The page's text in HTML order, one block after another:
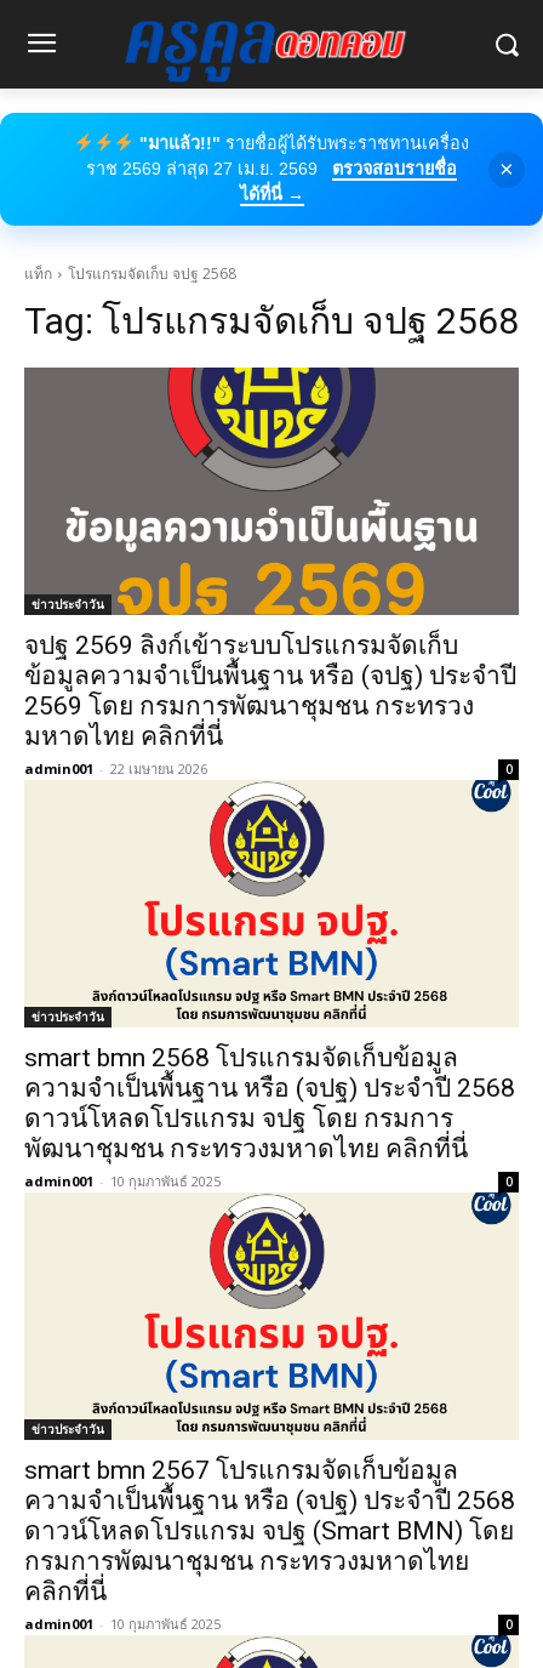
"มาแล้ว!!" รายชื่อผู้ได้รับพระราชทานเครื่อง
ราช 2569 ล่าสุด 27 เม.ย. 2569
ตรวจสอบรายชื่อ
ได้ที่นี่ →
×
แท็ก โปรแกรมจัดเก็บ จปฐ 2568
Tag: โปรแกรมจัดเก็บ จปฐ 2568
ข่าวประจำวัน
จปฐ 2569 ลิงก์เข้าระบบโปรแกรมจัดเก็บ
ข้อมูลความจำเป็นพื้นฐาน หรือ (จปฐ) ประจำปี
2569 โดย กรมการพัฒนาชุมชน กระทรวง
มหาดไทย คลิกที่นี่
admin001 - 22 เมษายน 2026 0
ข่าวประจำวัน
smart bmn 2568 โปรแกรมจัดเก็บข้อมูล
ความจำเป็นพื้นฐาน หรือ (จปฐ) ประจำปี 2568
ดาวน์โหลดโปรแกรม จปฐ โดย กรมการ
พัฒนาชุมชน กระทรวงมหาดไทย คลิกที่นี่
admin001 - 10 กุมภาพันธ์ 2025 0
ข่าวประจำวัน
smart bmn 2567 โปรแกรมจัดเก็บข้อมูล
ความจำเป็นพื้นฐาน หรือ (จปฐ) ประจำปี 2568
ดาวน์โหลดโปรแกรม จปฐ (Smart BMN) โดย
กรมการพัฒนาชุมชน กระทรวงมหาดไทย
คลิกที่นี่
admin001 - 10 กุมภาพันธ์ 2025 0